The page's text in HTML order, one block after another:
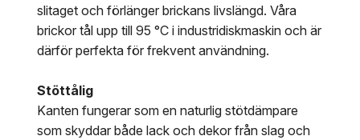
slitaget och förlänger brickans livslängd. Våra
brickor tål upp till 95 °C i industridiskmaskin och är
därför perfekta för frekvent användning.
Stöttålig
Kanten fungerar som en naturlig stötdämpare
som skyddar både lack och dekor från slag och